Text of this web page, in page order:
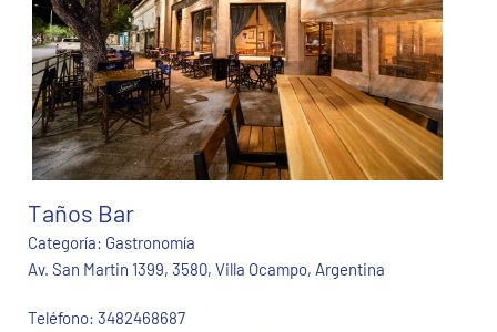
Taños Bar
Categoría: Gastronomía
Av. San Martin 1399, 3580, Villa Ocampo, Argentina
Teléfono: 3482468687